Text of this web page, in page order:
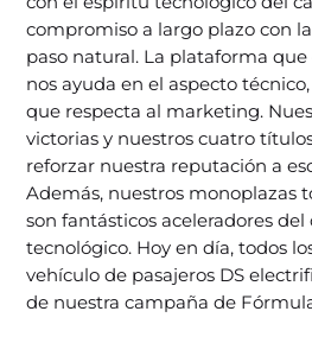
compromiso a largo plazo con
paso natural. La plataforma
nos ayuda en el aspecto
que respecta al marketing.
victorias y nuestros cuatro
reforzar nuestra reputación a
Además, nuestros monoplazas
son fantásticos aceleradores del
tecnológico. Hoy en día, todos
vehículo de pasajeros DS
de nuestra campaña de